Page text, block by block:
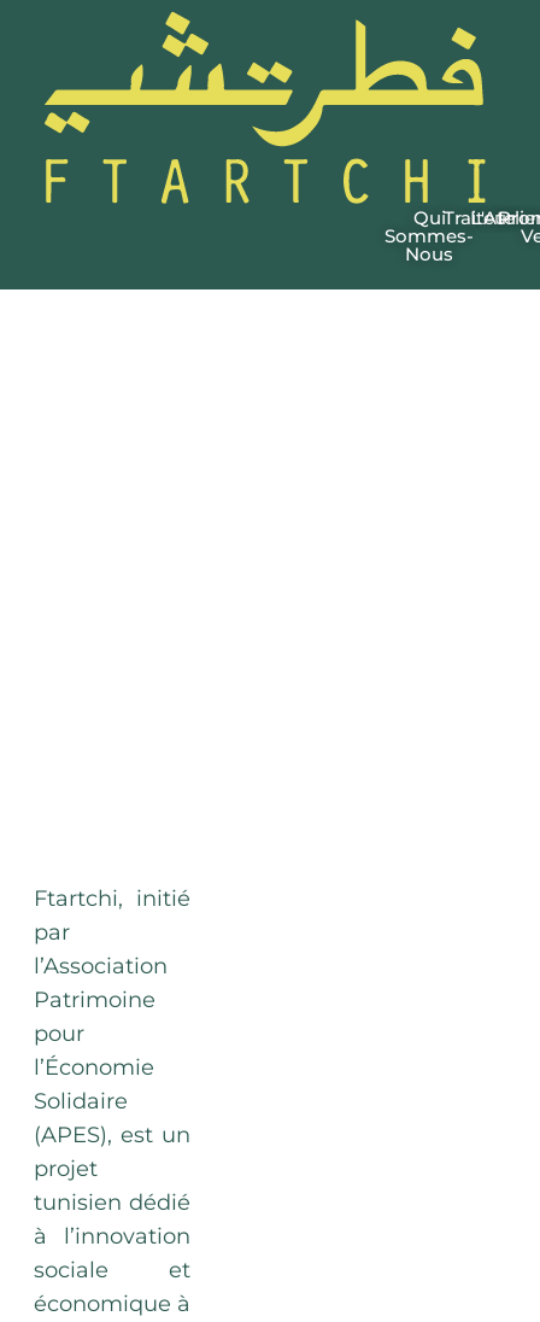
Qui
Sommes-
Nous
Traiteur
Ftartchi, initié
par
l’Association
Patrimoine
pour
l’Économie
Solidaire
(APES), est un
projet
tunisien dédié
à l’innovation
sociale et
économique à